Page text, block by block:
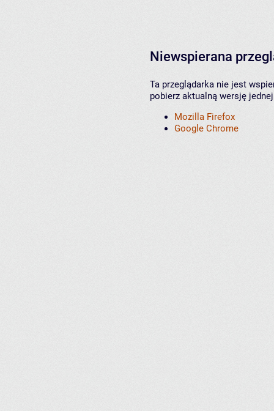
Niewspierana
Ta przeglądarka nie jest
pobierz aktualną wersję
Mozilla Firefox
Google Chrome